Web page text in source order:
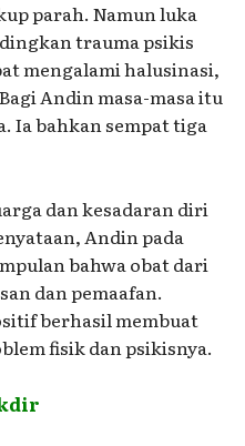
parah. Namun luka
trauma psikis
mengalami halusinasi,
Andin masa-masa itu
Ia bahkan sempat tiga
dan kesadaran diri
Andin pada
bahwa obat dari
dan pemaafan.
berhasil membuat
fisik dan psikisnya.